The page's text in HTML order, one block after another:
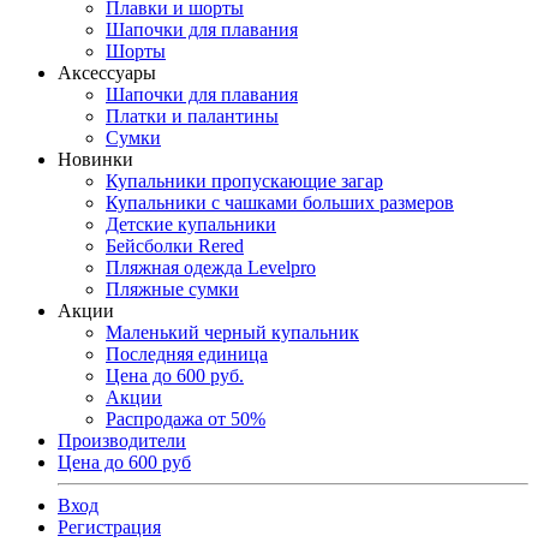
Плавки и шорты
Шапочки для плавания
Шорты
Аксессуары
Шапочки для плавания
Платки и палантины
Сумки
Новинки
Купальники пропускающие загар
Купальники с чашками больших размеров
Детские купальники
Бейсболки Rered
Пляжная одежда Levelpro
Пляжные сумки
Акции
Маленький черный купальник
Последняя единица
Цена до 600 руб.
Акции
Распродажа от 50%
Производители
Цена до 600 руб
Вход
Регистрация